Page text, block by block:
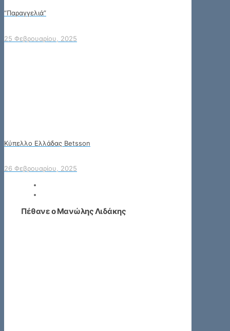
“Παραγγελιά”
25 Φεβρουαρίου, 2025
Κύπελλο Ελλάδας Betsson
26 Φεβρουαρίου, 2025
Πέθανε ο Μανώλης Λιδάκης